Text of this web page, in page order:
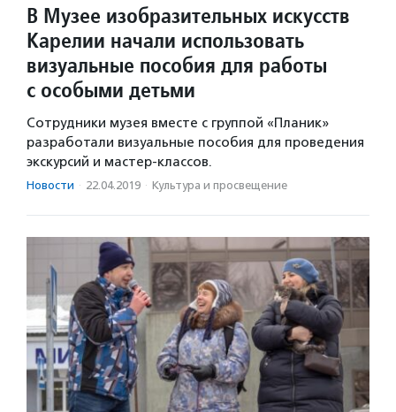
В Музее изобразительных искусств
Карелии начали использовать
визуальные пособия для работы
с особыми детьми
Сотрудники музея вместе с группой «Планик»
разработали визуальные пособия для проведения
экскурсий и мастер-классов.
Новости · 22.04.2019 · Культура и просвещение